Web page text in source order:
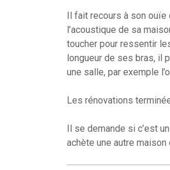
Il fait recours à son ouïe
l’acoustique de sa
toucher pour ressentir
longueur de ses bras, il
une salle, par exemple
Les rénovations
Il se demande si c’est
achète une autre maison